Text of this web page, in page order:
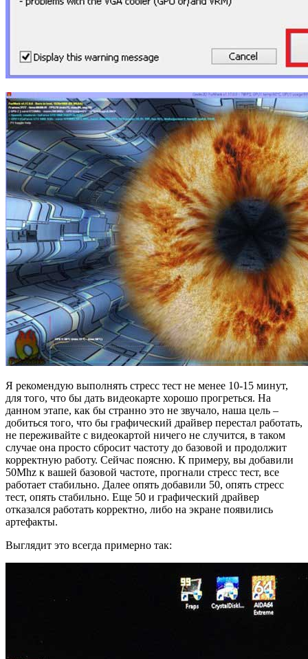
Я рекомендую выполнять стресс тест не менее 10-15 минут,
для того, что бы дать видеокарте хорошо прогреться. На
данном этапе, как бы странно это не звучало, наша цель –
добиться того, что бы графический драйвер перестал работать,
не переживайте с видеокартой ничего не случится, в таком
случае она просто сбросит частоту до базовой и продолжит
корректную работу. Сейчас поясню. К примеру, вы добавили
50Mhz к вашей базовой частоте, прогнали стресс тест, все
работает стабильно. Далее опять добавили 50, опять стресс
тест, опять стабильно. Еще 50 и графический драйвер
отказался работать корректно, либо на экране появились
артефакты.
Выглядит это всегда примерно так: